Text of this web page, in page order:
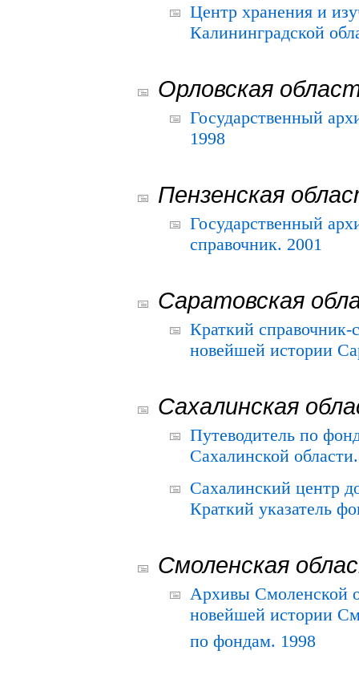
Центр хранения и
Калининградской
Орловская
Государственный
1998
Пензенская
Государственный
справочник. 2001
Саратовская
Краткий
новейшей истории
Сахалинская
Путеводитель по
Сахалинской
Сахалинский центр
Краткий указатель
Смоленская
Архивы Смоленской
новейшей истории
по фондам. 1998